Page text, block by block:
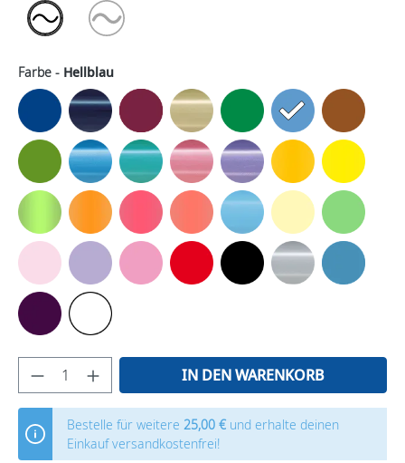
Farbe - Hellblau
IN DEN WARENKORB
Bestelle für weitere 25,00 €und erhalte deinen
Einkauf versandkostenfrei!